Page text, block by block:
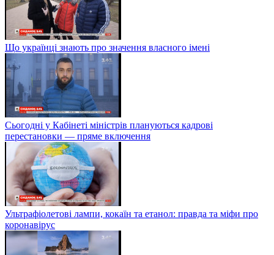
Що українці знають про значення власного імені
Сьогодні у Кабінеті міністрів плануються кадрові
перестановки — пряме включення
Ультрафіолетові лампи, кокаїн та етанол: правда та міфи про
коронавірус